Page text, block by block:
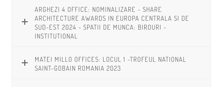
ARGHEZI 4 OFFICE: NOMINALIZARE - SHARE
ARCHITECTURE AWARDS IN EUROPA CENTRALA SI DE
SUD-EST 2024 - SPATII DE MUNCA: BIROURI -
INSTITUTIONAL
MATEI MILLO OFFICES: LOCUL 1 -TROFEUL NATIONAL
SAINT-GOBAIN ROMANIA 2023